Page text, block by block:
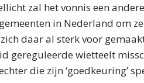
zal het vonnis een
in Nederland om
daar al sterk voor
gereguleerde wietteelt
die zijn ‘goedkeuring’